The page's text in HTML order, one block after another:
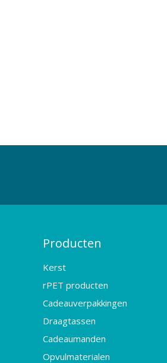
Producten
Kerst
rPET producten
Cadeauverpakkingen
Draagtassen
Cadeaumanden
Opvulmaterialen